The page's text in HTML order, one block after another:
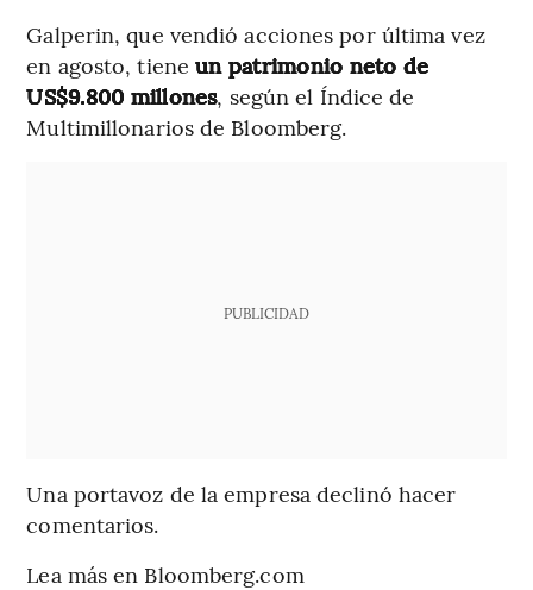
Galperin, que vendió acciones por última vez
en agosto, tiene un patrimonio neto de
US$9.800 millones, según el Índice de
Multimillonarios de Bloomberg.
PUBLICIDAD
Una portavoz de la empresa declinó hacer
comentarios.
Lea más en Bloomberg.com